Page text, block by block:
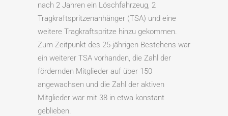
nach 2 Jahren ein Löschfahrzeug, 2
Tragkraftspritzenanhänger (TSA) und eine
weitere Tragkraftspritze hinzu gekommen.
Zum Zeitpunkt des 25-jährigen Bestehens war
ein weiterer TSA vorhanden, die Zahl der
fördernden Mitglieder auf über 150
angewachsen und die Zahl der aktiven
Mitglieder war mit 38 in etwa konstant
geblieben.